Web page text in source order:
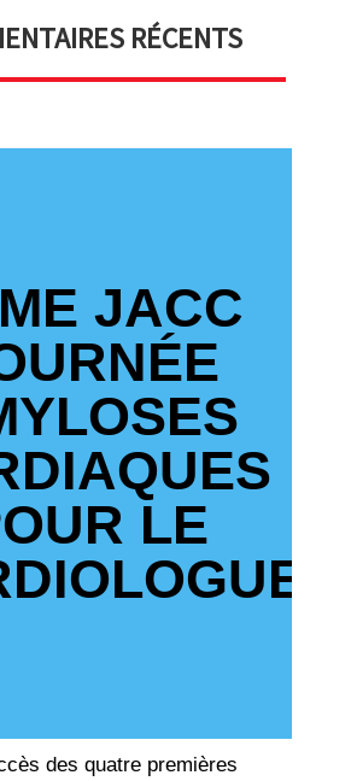
RÉCENTS
JACC
LE
des quatre premières